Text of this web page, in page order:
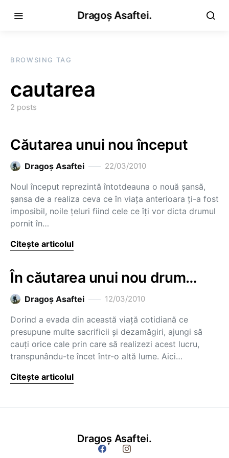
Dragoș Asaftei.
BROWSING TAG
cautarea
2 posts
Căutarea unui nou început
Dragoş Asaftei 22/03/2010
Noul început reprezintă întotdeauna o nouă şansă,
şansa de a realiza ceva ce în viaţa anterioara ţi-a fost
imposibil, noile ţeluri fiind cele ce îţi vor dicta drumul
pornit în…
Citește articolul
În căutarea unui nou drum…
Dragoş Asaftei 12/03/2010
Dorind a evada din această viaţă cotidiană ce
presupune multe sacrificii şi dezamăgiri, ajungi să
cauţi orice cale prin care să realizezi acest lucru,
transpunându-te încet într-o altă lume. Aici…
Citește articolul
Dragoș Asaftei.